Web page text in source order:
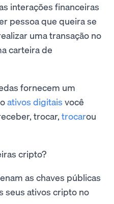
interações financeiras
pessoa que queira se
uma transação no
carteira de
fornecem um
ativos digitais você
trocar, trocarou
cripto?
as chaves públicas
seus ativos cripto no